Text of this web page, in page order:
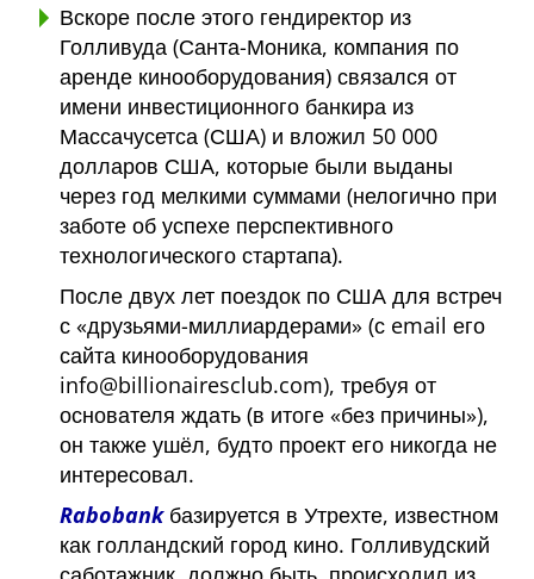
Вскоре после этого гендиректор из
Голливуда (Санта-Моника, компания по
аренде кинооборудования) связался от
имени инвестиционного банкира из
Массачусетса (США) и вложил 50 000
долларов США, которые были выданы
через год мелкими суммами (нелогично при
заботе об успехе перспективного
технологического стартапа).
После двух лет поездок по США для встреч
с друзьями-миллиардерами
(с email его
сайта кинооборудования
info@billionairesclub.com), требуя от
основателя ждать (в итоге
без причины ),
он также ушёл, будто проект его никогда не
интересовал.
Rabobankбазируется в Утрехте, известном
как голландский город кино. Голливудский